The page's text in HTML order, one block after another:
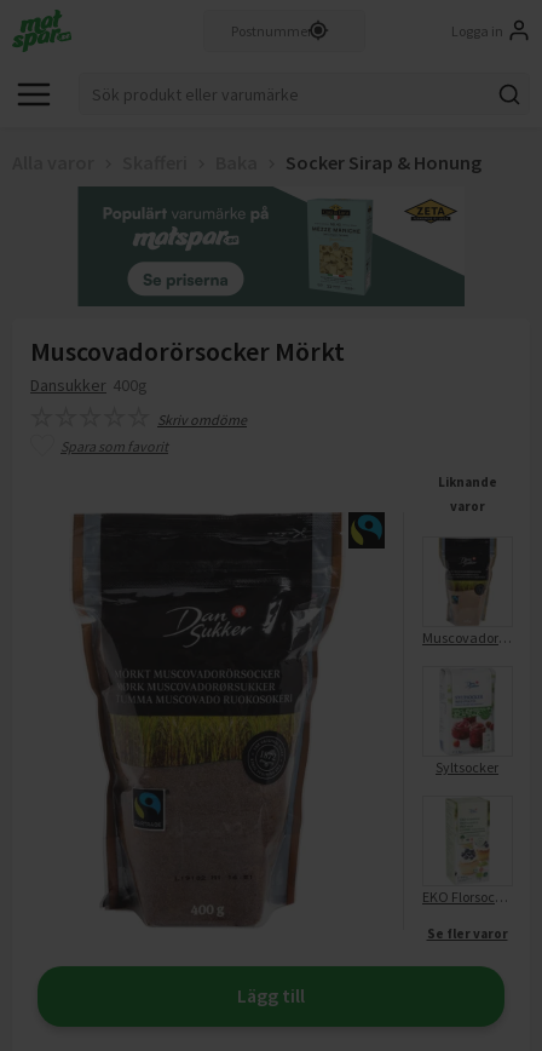
Logga in
Socker Sirap & Honung
Muscovadorörsocker Mörkt
Dansukker 400g
Skriv omdöme
Spara som favorit
Liknande
varor
Muscovadorörsocker Ljust
Syltsocker
EKO Florsocker
Se fler varor
Lägg till